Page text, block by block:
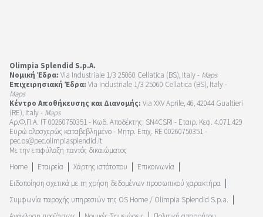
Olimpia Splendid S.p.A.
Νομική Έδρα: Via Industriale 1/3 25060 Cellatica (BS), Italy - Maps
Επιχειρησιακή Έδρα: Via Industriale 1/3 25060 Cellatica (BS), Italy -
Maps
Κέντρο Αποθήκευσης και Διανομής: Via XXV Aprile, 46, 42044 Gualtieri
(RE), Italy - Maps
Αρ.Φ.Π.Α. IT 00260750351 - Κωδ. Αποδέκτης: SN4CSRI - Εταιρ. Κεφ. 4.071.429
Ευρώ ολοσχερώς καταβεβλημένο - Μητρ. Επιχ. RE 00260750351 -
pec.os@pec.olimpiasplendid.it
Με την επιφύλαξη παντός δικαιώματος
Home
Εταιρεία Χάρτης ιστότοπου
Επικοινωνία
Ειδοποίηση σχετικά με τη χρήση δεδομένων προσωπικού χαρακτήρα
Συμφωνία παροχής υπηρεσιών της OS Home / Olimpia Splendid S.p.a.